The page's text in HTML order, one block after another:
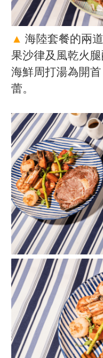
▲ 海陸套餐的兩
果沙律及風乾火
海鮮周打湯為開
蕾。